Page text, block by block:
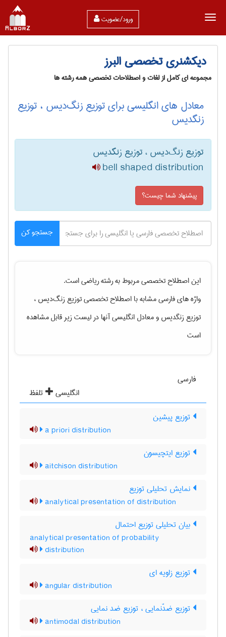
ورود/عضویت
دیکشنری تخصصی البرز
مجموعه ای کامل از لغات و اصطلاحات تخصصی همه رشته ها
معادل های انگلیسی برای توزیع زنگ‌دیس ، توزیع
زنگدیس
توزیع زنگ‌دیس ، توزیع زنگدیس
bell shaped distribution
پیشنهاد شما چیست؟
جستجو کن
این اصطلاح تخصصی مربوط به رشتهرياضیاست.
واژه های فارسی مشابه با اصطلاح تخصصیتوزیع زنگ‌دیس ،
توزیع زنگدیسو معادل انگلیسی آنها در لیست زیر قابل مشاهده
است
فارسی
انگلیسی
تلفظ
توزیع پیشین
a priori distribution
توزیع ایتچیسون
aitchison distribution
نمایش تحلیلی توزیع
analytical presentation of distribution
بیان تحلیلی توزیع احتمال
analytical presentation of probability
distribution
توزیع زاویه ای
angular distribution
توزیع ضدّنمایی ، توزیع ضد نمایی
antimodal distribution